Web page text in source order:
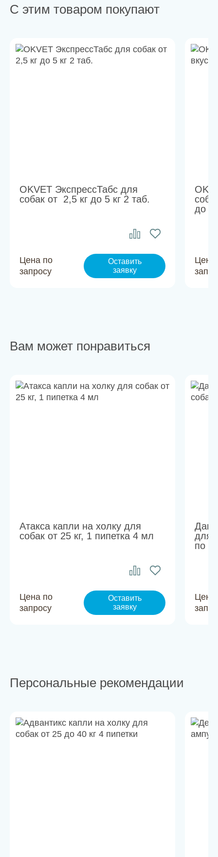
С этим товаром покупают
OKVET ЭкспрессТабс для
собак от 2,5 кг до 5 кг 2 таб.
Цена по
запросу
Оставить
заявку
до
Цена
Вам может понравиться
Атакса капли на холку для
собак от 25 кг, 1 пипетка 4 мл
Цена по
запросу
Оставить
заявку
для
по
Цена
Персональные рекомендации